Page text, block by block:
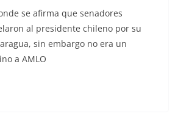
se afirma que senadores
al presidente chileno por su
sin embargo no era un
a AMLO